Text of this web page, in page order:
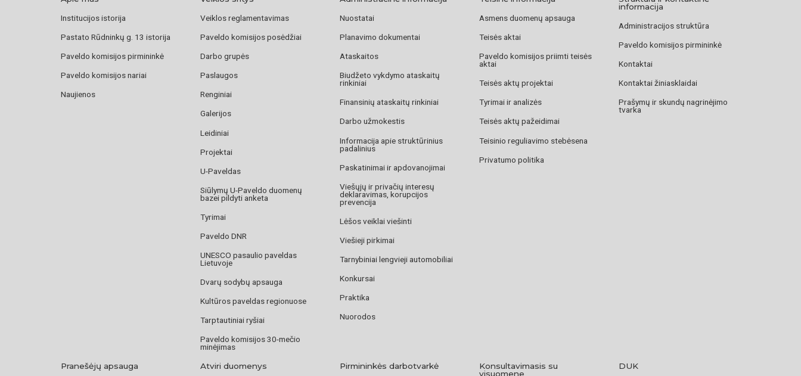
Institucijos istorija
Pastato Rūdninkų g. 13 istorija
Paveldo komisijos pirmininkė
Paveldo komisijos nariai
Naujienos
Veiklos reglamentavimas
Paveldo komisijos posėdžiai
Darbo grupės
Paslaugos
Renginiai
Galerijos
Leidiniai
Projektai
U-Paveldas
Siūlymų U-Paveldo duomenų
bazei pildyti anketa
Tyrimai
Paveldo DNR
UNESCO pasaulio paveldas
Lietuvoje
Dvarų sodybų apsauga
Kultūros paveldas regionuose
Tarptautiniai ryšiai
Paveldo komisijos 30-mečio
minėjimas
Nuostatai
Planavimo dokumentai
Ataskaitos
Biudžeto vykdymo ataskaitų
rinkiniai
Finansinių ataskaitų rinkiniai
Darbo užmokestis
Informacija apie struktūrinius
padalinius
Paskatinimai ir apdovanojimai
Viešųjų ir privačių interesų
deklaravimas, korupcijos
prevencija
Lėšos veiklai viešinti
Viešieji pirkimai
Tarnybiniai lengvieji automobiliai
Konkursai
Praktika
Nuorodos
Asmens duomenų apsauga
Teisės aktai
Paveldo komisijos priimti teisės
aktai
Teisės aktų projektai
Tyrimai ir analizės
Teisės aktų pažeidimai
Teisinio reguliavimo stebėsena
Privatumo politika
informacija
Administracijos struktūra
Paveldo komisijos pirmininkė
Kontaktai
Kontaktai žiniasklaidai
Prašymų ir skundų nagrinėjimo
tvarka
Pranešėjų apsauga Atviri duomenys Pirmininkės darbotvarkė
Konsultavimasis su
visuomene
DUK